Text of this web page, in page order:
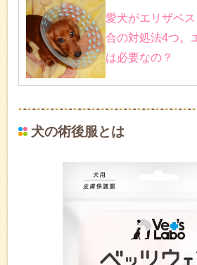
愛犬がエリザベ
合の対処法4つ。
は必要なの？
犬の術後服とは